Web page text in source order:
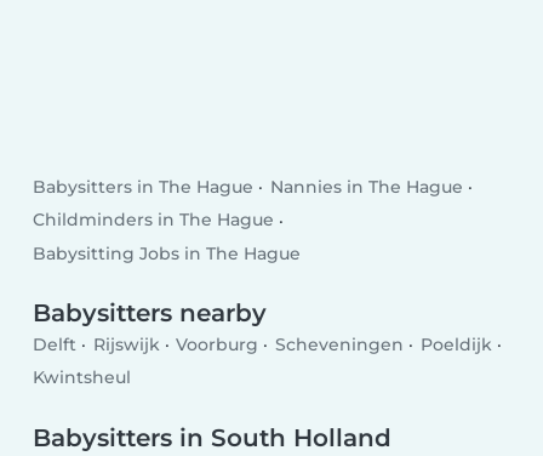
Babysitters in The Hague
Nannies in The Hague
Childminders in The Hague
Babysitting Jobs in The Hague
Babysitters nearby
Delft Rijswijk Voorburg Scheveningen
Poeldijk
Kwintsheul
Babysitters in South Holland